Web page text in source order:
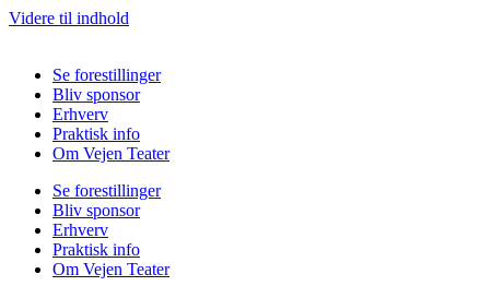
Videre til indhold
Se forestillinger
Bliv sponsor
Erhverv
Praktisk info
Om Vejen Teater
Se forestillinger
Bliv sponsor
Erhverv
Praktisk info
Om Vejen Teater